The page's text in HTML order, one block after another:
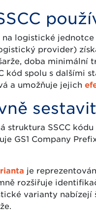
na logistické
provider)
doba minimální
kód spolu s dalšími
a umožňuje jejich
struktura SSCC
GS1 Company
je
rozšiřuje
varianty